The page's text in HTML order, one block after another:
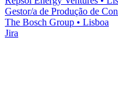
Gestor/a de Produção de
The Bosch Group • Lisboa
Jira